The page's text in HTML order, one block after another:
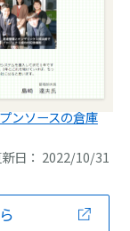
ンソースの倉庫
日： 2022/10/31